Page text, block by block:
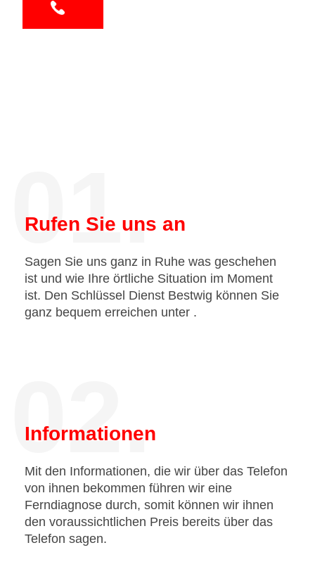
01.
Rufen Sie uns an
Sagen Sie uns ganz in Ruhe was geschehen
ist und wie Ihre örtliche Situation im Moment
ist. Den Schlüssel Dienst Bestwig können Sie
ganz bequem erreichen unter .
02.
Informationen
Mit den Informationen, die wir über das Telefon
von ihnen bekommen führen wir eine
Ferndiagnose durch, somit können wir ihnen
den voraussichtlichen Preis bereits über das
Telefon sagen.